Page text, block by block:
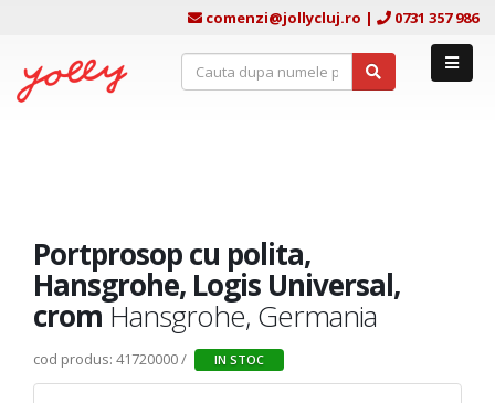
comenzi@jollycluj.ro | 0731 357 986
Portprosop cu polita,
Hansgrohe, Logis Universal,
cromHansgrohe, Germania
cod produs: 41720000 / IN STOC